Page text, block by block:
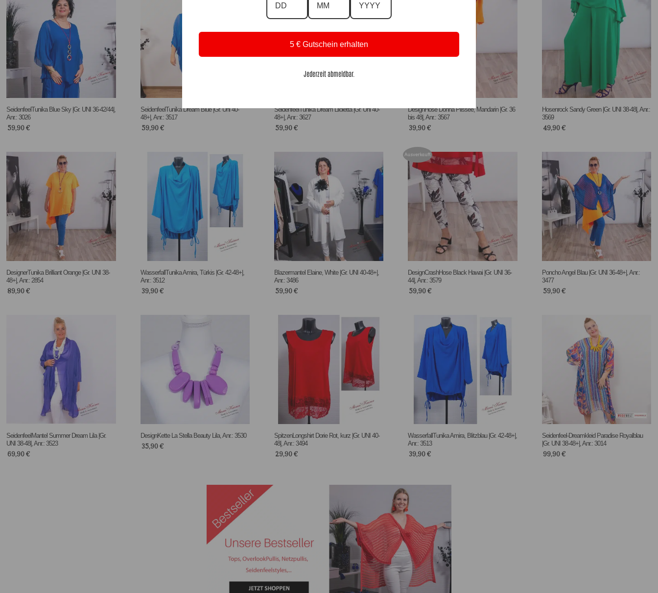
SeidenfeelTunika Blue Sky |Gr. UNI 36-42/44|,
Anr.: 3026
59,90€
SeidenfeelTunika Dream Blue |Gr. Uni 40-
48+|, Anr.: 3517
59,90€
SeidenfeelTunika Dream Liloletta |Gr. Uni 40-
48+|, Anr.: 3627
59,90€
DesignHose Donna Plissee, Mandarin |Gr. 36
bis 48|, Anr.: 3567
39,90€
Hosenrock Sandy Green |Gr. UNI 38-48|, Anr.:
3569
49,90€
DesignerTunika Brilliant Orange |Gr. UNI 38-
48+|, Anr.: 2854
89,90€
WasserfallTunika Amira, Türkis |Gr. 42-48+|,
Anr.: 3512
39,90€
Blazermantel Elaine, White |Gr. UNI 40-48+|,
Anr.: 3486
59,90€
Ausverkauft
DesignCrashHose Black Hawai |Gr. UNI 36-
44|, Anr.: 3579
59,90€
Poncho Angel Blau |Gr. UNI 36-48+|, Anr.:
3477
59,90€
SeidenfeelMantel Summer Dream Lila |Gr.
UNI 38-48|, Anr.: 3523
69,90€
DesignKette La Stella Beauty Lila, Anr.: 3530
35,90€
SpitzenLongshirt Dorie Rot, kurz |Gr. UNI 40-
48|, Anr.: 3494
29,90€
WasserfallTunika Amira, Blitzblau |Gr. 42-48+|,
Anr.: 3513
39,90€
Seidenfeel-Dreamkleid Paradise Royalblau
|Gr. UNI 38-48+|, Anr.: 3014
99,90€
5 € Gutschein erhalten
Jederzeit abmeldbar.